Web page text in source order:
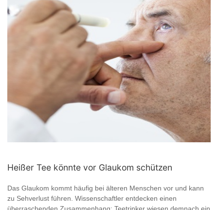
Heißer Tee könnte vor Glaukom schützen
Das Glaukom kommt häufig bei älteren Menschen vor und kann
zu Sehverlust führen. Wissenschaftler entdecken einen